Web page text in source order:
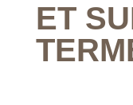
ET